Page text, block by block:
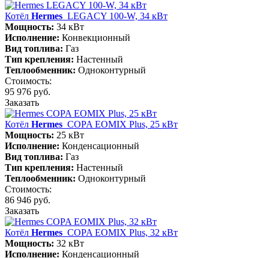
Котёл Hermes LEGACY 100-W, 34 кВт
Мощность: 34 кВт
Исполнение: Конвекционный
Вид топлива: Газ
Тип крепления: Настенный
Теплообменник: Одноконтурный
Стоимость:
95 976 руб.
Заказать
Котёл Hermes COPA EOMIX Plus, 25 кВт
Мощность: 25 кВт
Исполнение: Конденсационный
Вид топлива: Газ
Тип крепления: Настенный
Теплообменник: Одноконтурный
Стоимость:
86 946 руб.
Заказать
Котёл Hermes COPA EOMIX Plus, 32 кВт
Мощность: 32 кВт
Исполнение: Конденсационный